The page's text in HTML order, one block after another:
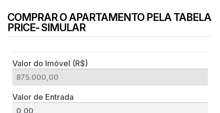
COMPRAR O APARTAMENTO PELA TABELA
PRICE- SIMULAR
Valor do Imóvel (R$)
Valor de Entrada